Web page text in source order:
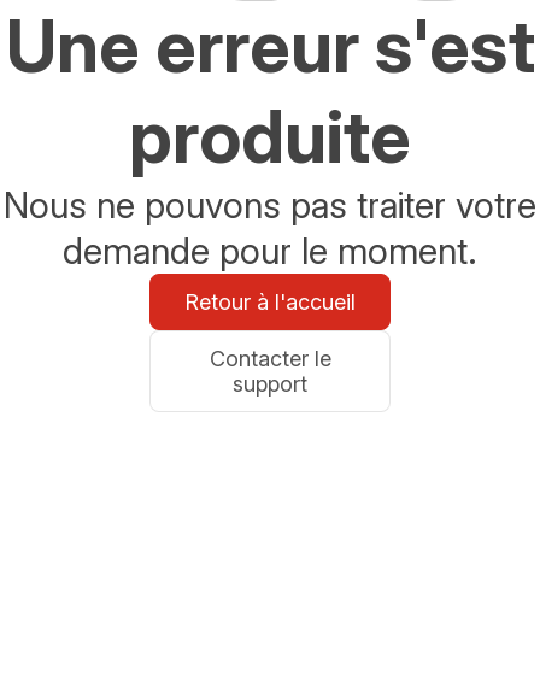
Une erreur s'est
produite
Nous ne pouvons pas traiter votre
demande pour le moment.
Retour à l'accueil
Contacter le
support